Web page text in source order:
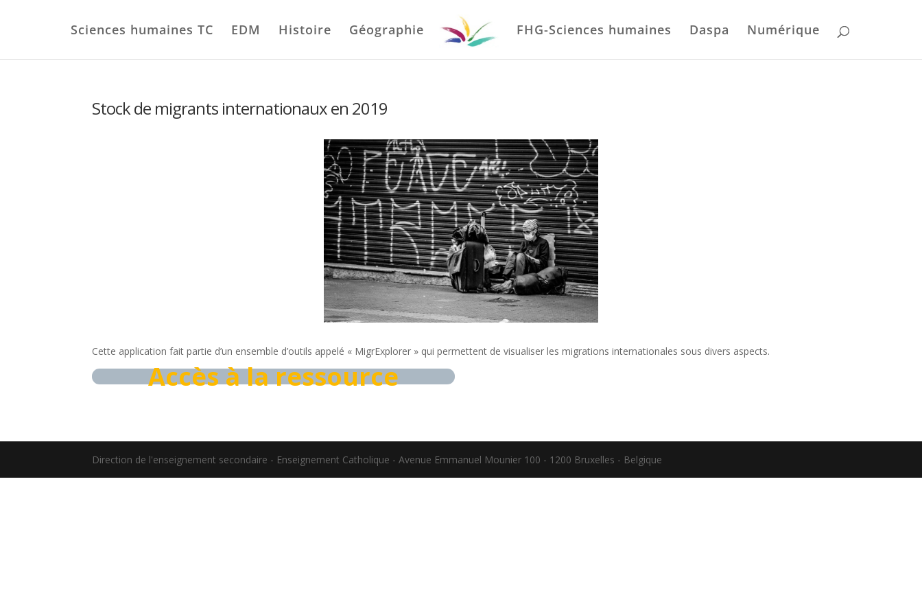
Sciences humaines TC EDM Histoire Géographie FHG-Sciences humaines Daspa Numérique
Stock de migrants internationaux en 2019
Cette application fait partie d’un ensemble d’outils appelé « MigrExplorer » qui permettent de visualiser les migrations internationales sous divers aspects.
Accès à la ressource
Direction de l'enseignement secondaire - Enseignement Catholique - Avenue Emmanuel Mounier 100 - 1200 Bruxelles - Belgique